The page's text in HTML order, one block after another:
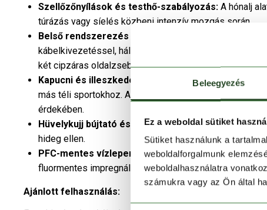
Beleegyezés
Ez a weboldal sütiket
Sütiket használunk a
weboldalforgalmunk
weboldalhasználatra
számukra vagy az Ön által
Szellőzőnyílások és testhő-szabályozás: A hónalj
túrázás vagy síelés közbeni intenzív mozgás során.
Belső rendszerezés és zsebrendszer:
kábelkivezetéssel, hálós síszemüveg tartó,
két cipzáras oldalzseb és mellzseb.
Kapucni és illeszkedés:
A húzózsinórral állítható fix
más téli sportokhoz. Az alsó szegély és mandzsetták
érdekében.
Hüvelykujj bújtató és állmelegítő:A polár borítású
hideg ellen.
PFC-mentes vízlepergető kezelés:
fluormentes impregnálással.
Ajánlott felhasználás: